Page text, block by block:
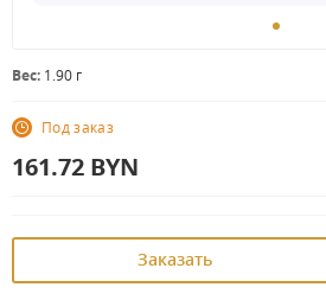
Вес: 1.90 г
Под заказ
161.72 BYN
Заказать